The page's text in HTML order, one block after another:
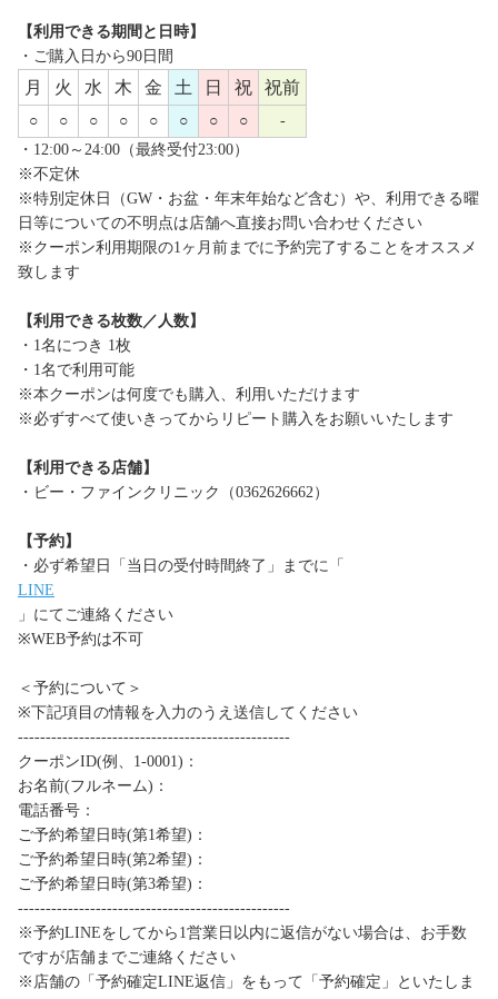
【利用できる期間と日時】
・ご購入日から90日間
月 火 水 木 金 土 日 祝 祝前
○ ○ ○ ○ ○ ○ ○ ○
-
・12:00～24:00（最終受付23:00）
※不定休
※特別定休日（GW・お盆・年末年始など含む）や、利用できる曜
日等についての不明点は店舗へ直接お問い合わせください
※クーポン利用期限の1ヶ月前までに予約完了することをオススメ
致します
【利用できる枚数／人数】
・1名につき 1枚
・1名で利用可能
※本クーポンは何度でも購入、利用いただけます
※必ずすべて使いきってからリピート購入をお願いいたします
【利用できる店舗】
・ビー・ファインクリニック（0362626662）
【予約】
・必ず希望日「当日の受付時間終了」までに「
LINE
」にてご連絡ください
※WEB予約は不可
＜予約について＞
※下記項目の情報を入力のうえ送信してください
-------------------------------------------------
クーポンID(例、1-0001)：
お名前(フルネーム)：
電話番号：
ご予約希望日時(第1希望)：
ご予約希望日時(第2希望)：
ご予約希望日時(第3希望)：
-------------------------------------------------
※予約LINEをしてから1営業日以内に返信がない場合は、お手数
ですが店舗までご連絡ください
※店舗の「予約確定LINE返信」をもって「予約確定」といたしま